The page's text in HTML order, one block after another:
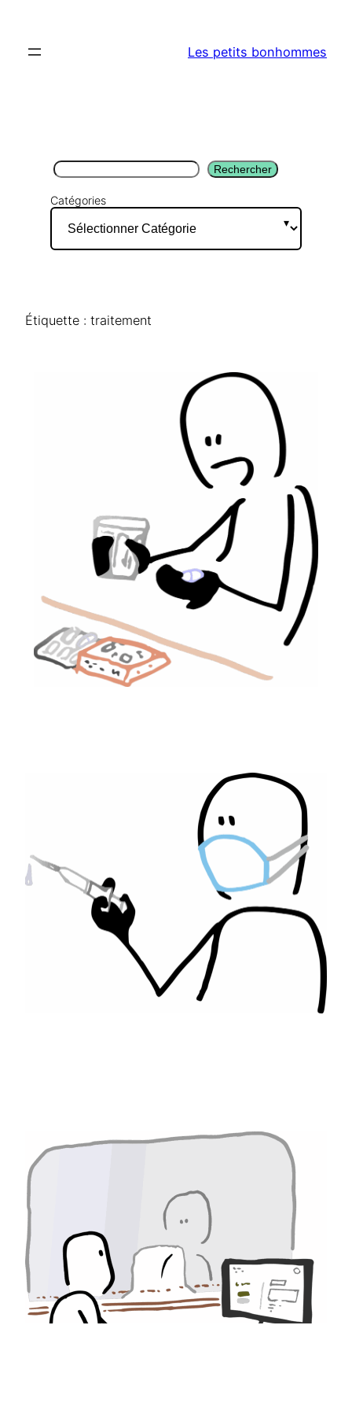
contenu
Les petits bonhommes
Rechercher Rechercher
Catégories
Étiquette : traitement